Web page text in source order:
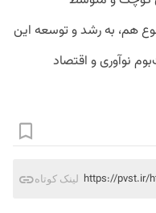
هم، به رشد و توسعه این
نوآوری و اقتصاد
لینک کوتاه https://pvst.ir/